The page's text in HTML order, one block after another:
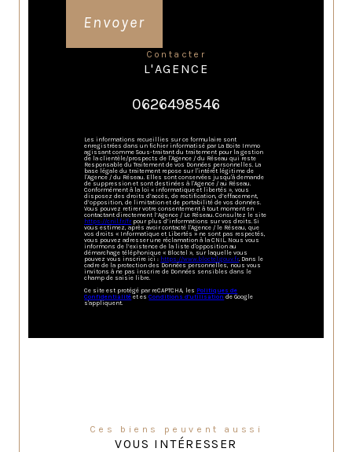
Envoyer
contacter
L'AGENCE
0626498546
Les informations recueillies sur ce formulaire sont
enregistrées dans un fichier informatisé par La Boite Immo
agissant comme Sous-traitant du traitement pour la gestion
de la clientèle/prospects de l'Agence / du Réseau qui reste
Responsable du Traitement de vos Données personnelles. La
base légale du traitement repose sur l'intérêt légitime de
l'Agence / du Réseau. Elles sont conservées jusqu'à demande
de suppression et sont destinées à l'Agence / au Réseau.
Conformément à la loi « informatique et libertés », vous
disposez des droits d’accès, de rectification, d’effacement,
d’opposition, de limitation et de portabilité de vos données.
Vous pouvez retirer votre consentement à tout moment en
contactant directement l’Agence / Le Réseau. Consultez le site
https://cnil.fr/frpour plus d’informations sur vos droits. Si
vous estimez, après avoir contacté l'Agence / le Réseau, que
vos droits « Informatique et Libertés » ne sont pas respectés,
vous pouvez adresser une réclamation à la CNIL. Nous vous
informons de l’existence de la liste d'opposition au
démarchage téléphonique « Bloctel », sur laquelle vous
pouvez vous inscrire ici : https://www.bloctel.gouv.fr. Dans le
cadre de la protection des Données personnelles, nous vous
invitons à ne pas inscrire de Données sensibles dans le
champ de saisie libre.
Ce site est protégé par reCAPTCHA, les Politiques de
Confidentialité et esConditions d'utilisation de Google
s'appliquent.
Ces biens peuvent aussi
VOUS INTÉRESSER